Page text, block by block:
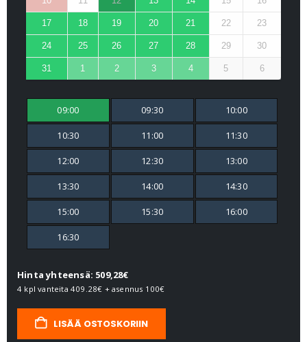
17 18 19 20 21 22 23
24 25 26 27 28 29 30
31 1 2 3 4 5 6
09:00 09:30 10:00
10:30 11:00 11:30
12:00 12:30 13:00
13:30 14:00 14:30
15:00 15:30 16:00
16:30
Hinta yhteensä: 509,28€
4 kpl vanteita 409.28€ + asennus 100€
LISÄÄ OSTOSKORIIN